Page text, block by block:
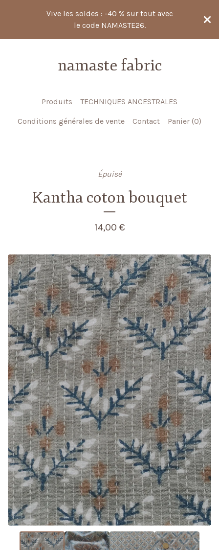
Vive les soldes : -40 % sur tout avec
le code NAMASTE26.
namaste fabric
Produits TECHNIQUES ANCESTRALES
Conditions générales de vente Contact Panier (0)
Épuisé
Kantha coton bouquet
14,00 €